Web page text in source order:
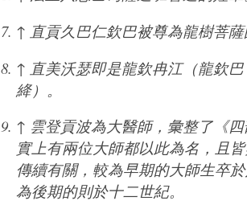
↑ 直貢久巴仁欽巴被尊為龍樹菩薩
↑ 直美沃瑟即是龍欽冉江（龍欽
絳）。
↑ 雲登貢波為大醫師，彙整了《
實上有兩位大師都以此為名，且
傳續有關，較為早期的大師生卒
為後期的則於十二世紀。